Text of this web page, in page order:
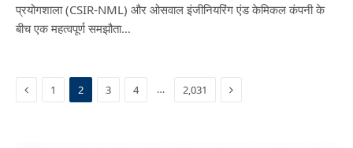
प्रयोगशाला (CSIR-NML) और ओसवाल इंजीनियरिंग एंड केमिकल कंपनी के
बीच एक महत्वपूर्ण समझौता…
Previous
1 2 3 4 … 2,031 Next